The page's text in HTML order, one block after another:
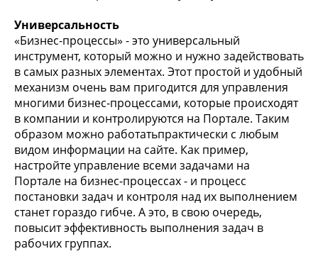
Универсальность
«Бизнес-процессы» - это универсальный
инструмент, который можно и нужно задействовать
в самых разных элементах. Этот простой и удобный
механизм очень вам пригодится для управления
многими бизнес-процессами, которые происходят
в компании и контролируются на Портале. Таким
образом можно работатьпрактически с любым
видом информации на сайте. Как пример,
настройте управление всеми задачами на
Портале на бизнес-процессах - и процесс
постановки задач и контроля над их выполнением
станет гораздо гибче. А это, в свою очередь,
повысит эффективность выполнения задач в
рабочих группах.